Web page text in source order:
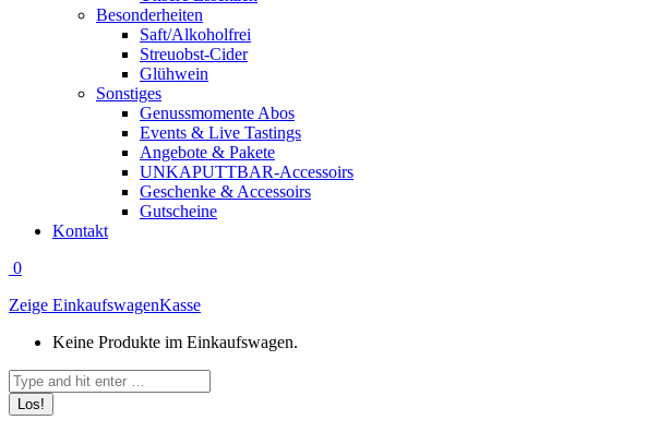
Besonderheiten
Saft/Alkoholfrei
Streuobst-Cider
Glühwein
Sonstiges
Genussmomente Abos
Events & Live Tastings
Angebote & Pakete
UNKAPUTTBAR-Accessoirs
Geschenke & Accessoirs
Gutscheine
Kontakt
0
Zeige EinkaufswagenKasse
Keine Produkte im Einkaufswagen.
Search: